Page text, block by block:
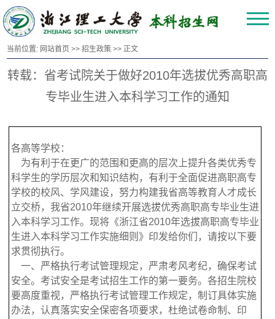
当前位置: 网站首页 >>招生政策 >> 正文
转载：省考试院关于做好2010年选拔优秀高职高
专毕业生进入本科学习工作的通知
各高等学校：
为有利于在更广的范围和更高的层次上提升各类优秀专
科学生的学历层次和知识结构，有利于全面促进高职高专
学校的校风、学风建设，努力构建我省高等教育人才成长
立交桥，我省2010年继续开展选拔优秀高职高专毕业生进
入本科学习工作。现将《浙江省2010年选拔高职高专毕业
生进入本科学习工作实施细则》印发给你们，请按以下要
求贯彻执行。
一、严格执行考试管理规定，严肃考风考纪，确保考试
安全。考试安全是考试招生工作的第一要务。各招生院校
要高度重视，严格执行考试管理工作规定，制订具体实施
办法，认真落实安全保密各项要求，杜绝试卷命制、印